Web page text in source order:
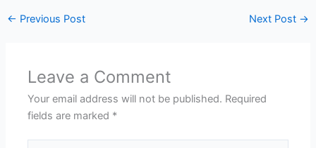
← Previous Post Next Post →
Leave a Comment
Your email address will not be published. Required
fields are marked *